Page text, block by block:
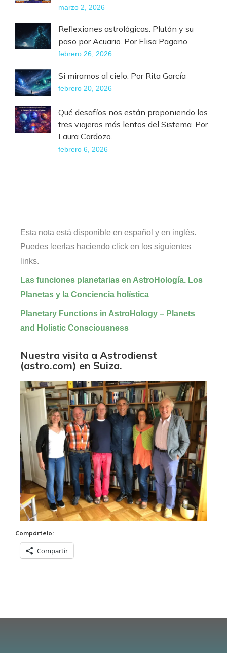
Esta nota está disponible en español y en inglés.
Puedes leerlas haciendo click en los siguientes
links.
Las funciones planetarias en AstroHología. Los
Planetas y la Conciencia holística
Planetary Functions in AstroHology – Planets
and Holistic Consciousness
Nuestra visita a Astrodienst
(astro.com) en Suiza.
Compártelo:
Compartir
marzo 2, 2026
Reflexiones astrológicas. Plutón y su
paso por Acuario. Por Elisa Pagano
febrero 26, 2026
Si miramos al cielo. Por Rita García
febrero 20, 2026
Qué desafíos nos están proponiendo los
tres viajeros más lentos del Sistema. Por
Laura Cardozo.
febrero 6, 2026